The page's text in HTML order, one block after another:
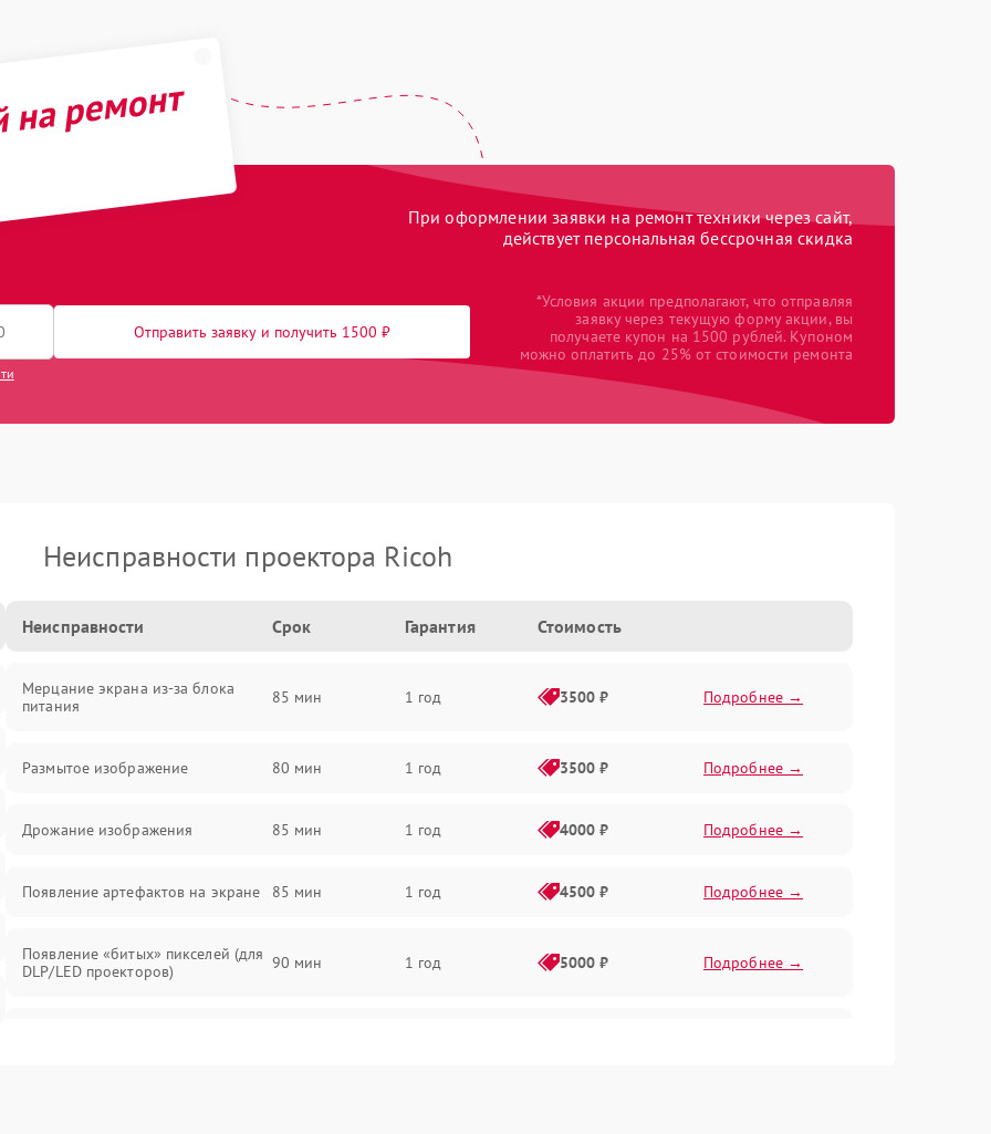
ремонт
При оформлении заявки на ремонт техники через сайт,
действует персональная бессрочная скидка
Отправить заявку и получить 1500 ₽
*Условия акции предполагают, что отправляя
заявку через текущую форму акции, вы
получаете купон на 1500 рублей. Купоном
можно оплатить до 25% от стоимости ремонта
Неисправности проектора Ricoh
Неисправности Срок Гарантия Стоимость
Мерцание экрана из-за блока
питания
85 мин 1 год 3500 ₽ Подробнее →
Размытое изображение 80 мин 1 год 3500 ₽ Подробнее →
Дрожание изображения 85 мин 1 год 4000 ₽ Подробнее →
Появление артефактов на экране 85 мин 1 год 4500 ₽ Подробнее →
Появление «битых» пикселей (для
DLP/LED проекторов)
90 мин 1 год 5000 ₽ Подробнее →